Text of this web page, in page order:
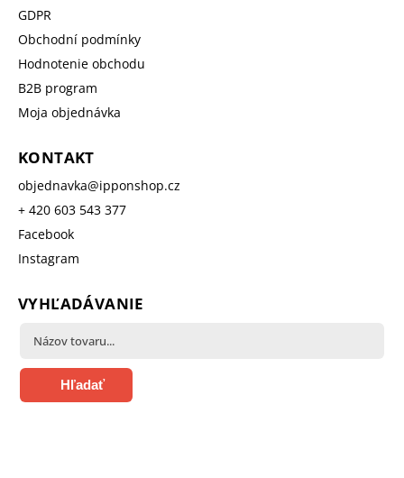
GDPR
Obchodní podmínky
Hodnotenie obchodu
B2B program
Moja objednávka
KONTAKT
objednavka@ipponshop.cz
+ 420 603 543 377
Facebook
Instagram
VYHĽADÁVANIE
Hľadať